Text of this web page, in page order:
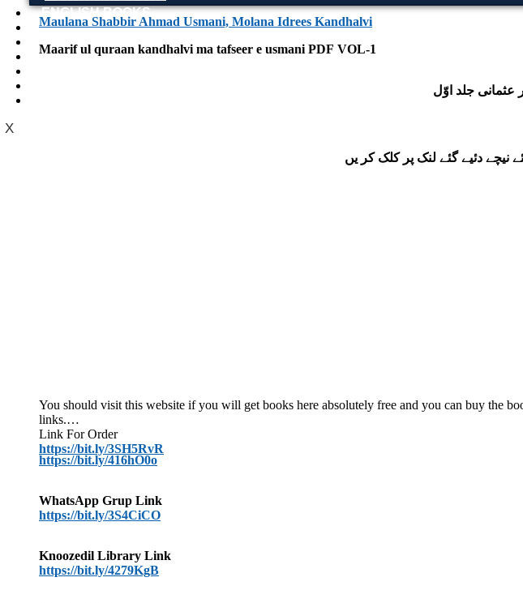
ENGLISH BOOKS
POTHWARI BOOKS
TOOBAA SHOP
SUFI NAMA
X
Maulana Shabbir Ahmad Usmani, Molana Idrees Kandhalvi
Maarif ul quraan kandhalvi ma tafseer e usmani PDF VOL-1
عثمانی جلد اوّل
نیچے دئیے گئے لنک پر کلک کر یں
You should visit this website if you will get books here absolutely free and you can buy the
links.
Link For Order
https://bit.ly/3SH5RvR
https://bit.ly/416hO0o
WhatsApp Grup Link
https://bit.ly/3S4CiCO
Knoozedil Library Link
https://bit.ly/4279KgB